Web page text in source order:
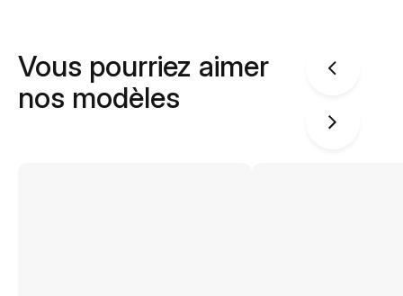
Vous pourriez aimer
nos modèles